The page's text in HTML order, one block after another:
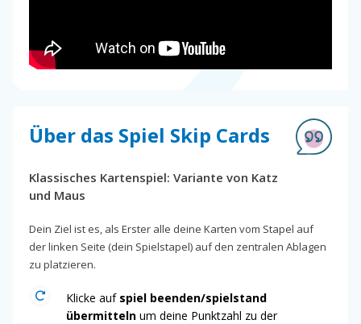
Über das Spiel Skip Cards
Klassisches Kartenspiel: Variante von Katz
und Maus
Dein Ziel ist es, als Erster alle deine Karten vom Stapel auf
der linken Seite (dein Spielstapel) auf den zentralen Ablagen
zu platzieren.
Klicke auf spiel beenden/spielstand
übermitteln um deine Punktzahl zu der